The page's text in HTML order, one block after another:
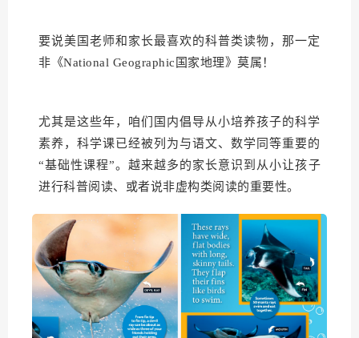
要说美国老师和家长最喜欢的科普类读物，那一定
非《National Geographic国家地理》莫属！
尤其是这些年，咱们国内倡导从小培养孩子的科学
素养，科学课已经被列为与语文、数学同等重要的
“基础性课程”。越来越多的家长意识到从小让孩子
进行科普阅读、或者说非虚构类阅读的重要性。